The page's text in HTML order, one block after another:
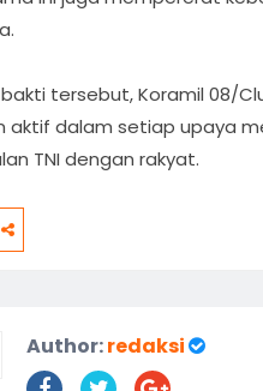
bakti tersebut, Koramil 08/
aktif dalam setiap upaya
TNI dengan rakyat.
Author:redaksi